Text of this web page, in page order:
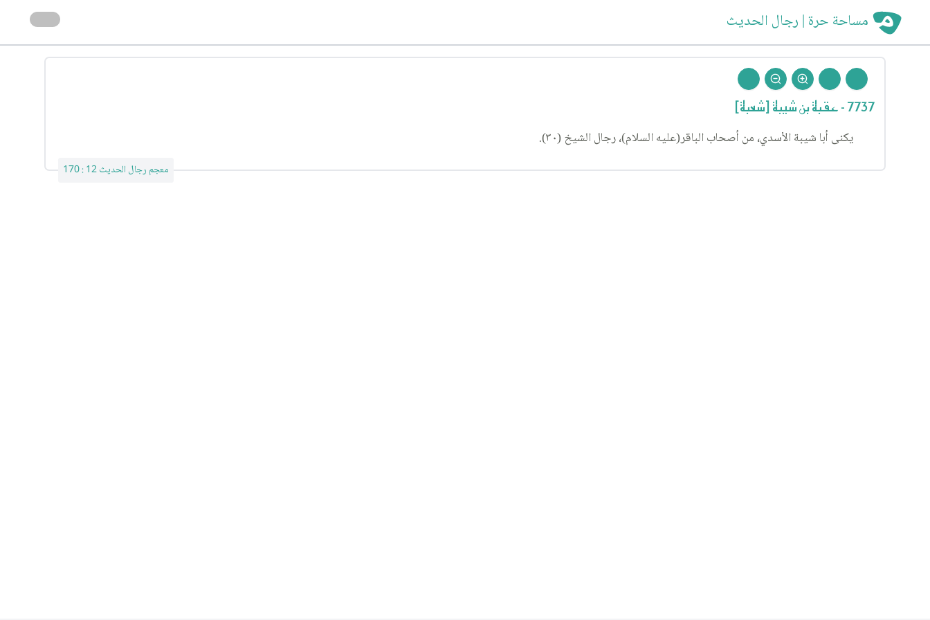
مساحة حرة | رجال الحديث
7737 - عقبة بن شيبة [شعبة]
يكنى أبا شيبة الأسدي، من أصحاب الباقر(عليه السلام)، رجال الشيخ (٣٠).
معجم رجال الحديث 12 : 170